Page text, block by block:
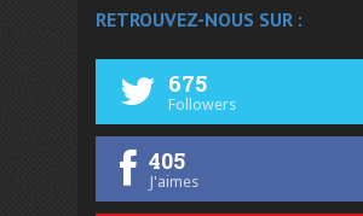
RETROUVEZ-NOUS SUR :
675
Followers
405
J'aimes